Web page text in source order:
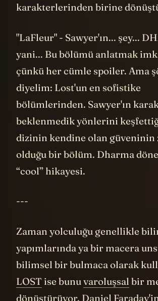
teorilerin olgunlaşması için
hızlı tüketiliyor. “
Game of
son kez böyle bir kolektif
yaratmaya çalıştı, ama o bile
gibi yıllarca süren bir gizem
LOST'un başarısı, sadece
bu gizemleri çözme sürecini de
pazarlamasıydı. Her bölüm
dönüştürmüştü. İzleyiciler
beklerken, aslında birbirleriyle
kuruyorlardı. Bu belki de
büyük topluluk deneyimiydi.